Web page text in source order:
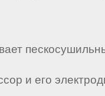
и его